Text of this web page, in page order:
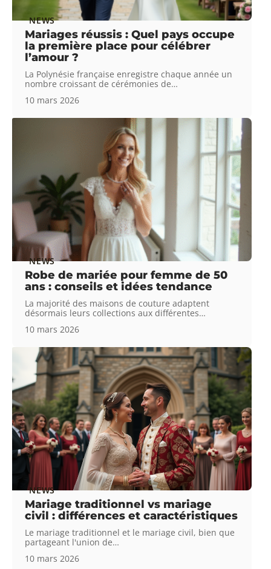
NEWS
Mariages réussis : Quel pays occupe
la première place pour célébrer
l’amour ?
La Polynésie française enregistre chaque année un
nombre croissant de cérémonies de…
10 mars 2026
NEWS
Robe de mariée pour femme de 50
ans : conseils et idées tendance
La majorité des maisons de couture adaptent
désormais leurs collections aux différentes…
10 mars 2026
NEWS
Mariage traditionnel vs mariage
civil : différences et caractéristiques
Le mariage traditionnel et le mariage civil, bien que
partageant l'union de…
10 mars 2026